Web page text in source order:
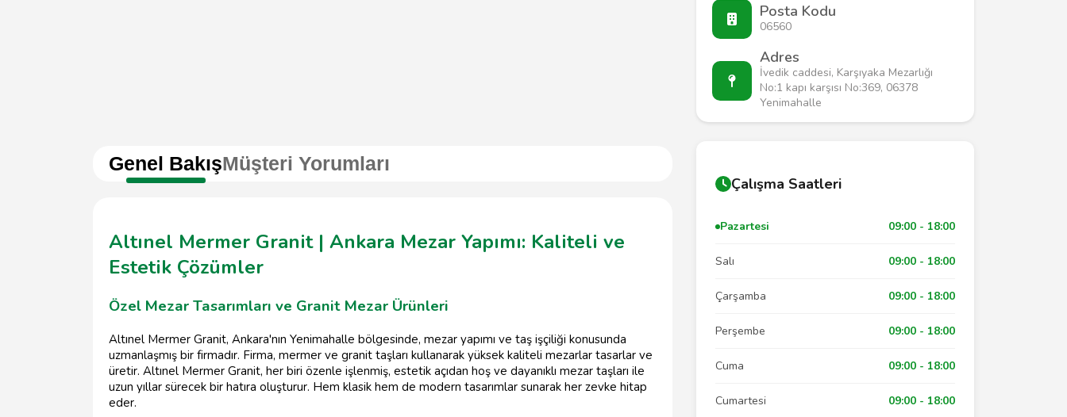
Posta Kodu
06560
Adres
İvedik caddesi, Karşıyaka Mezarlığı
No:1 kapı karşısı No:369, 06378
Yenimahalle
Genel BakışMüşteri Yorumları
Altınel Mermer Granit | Ankara Mezar Yapımı: Kaliteli ve
Estetik Çözümler
Özel Mezar Tasarımları ve Granit Mezar Ürünleri
Altınel Mermer Granit, Ankara'nın Yenimahalle bölgesinde, mezar yapımı ve taş işçiliği konusunda
uzmanlaşmış bir firmadır. Firma, mermer ve granit taşları kullanarak yüksek kaliteli mezarlar tasarlar ve
üretir. Altınel Mermer Granit, her biri özenle işlenmiş, estetik açıdan hoş ve dayanıklı mezar taşları ile
uzun yıllar sürecek bir hatıra oluşturur. Hem klasik hem de modern tasarımlar sunarak her zevke hitap
eder.
Çalışma Saatleri
Pazartesi 09:00 - 18:00
Salı 09:00 - 18:00
Çarşamba 09:00 - 18:00
Perşembe 09:00 - 18:00
Cuma 09:00 - 18:00
Cumartesi 09:00 - 18:00